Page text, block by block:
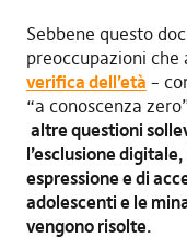
Sebbene questo
preoccupazioni che
verifica dell’età –
“a conoscenza
altre questioni
l’esclusione
espressione e di
adolescenti e le
vengono risolte.